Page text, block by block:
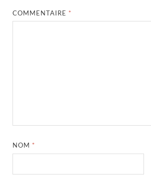
COMMENTAIRE *
NOM *